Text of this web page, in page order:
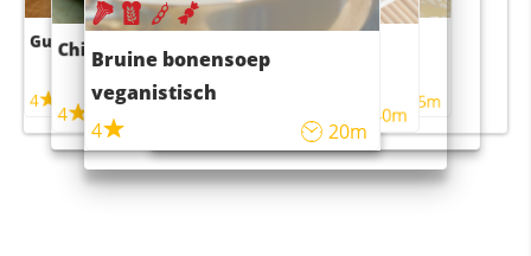
Guacamole
4
Chili con carne
4 45m
Bruine bonensoep
veganistisch
4
20m
Sushi rijstsalade
maaltijdsalade
40m
4 55m